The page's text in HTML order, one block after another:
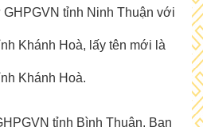
tỉnh Ninh Thuận với
Khánh Hoà, lấy tên mới là
Khánh Hoà.
tỉnh Bình Thuận, Ban